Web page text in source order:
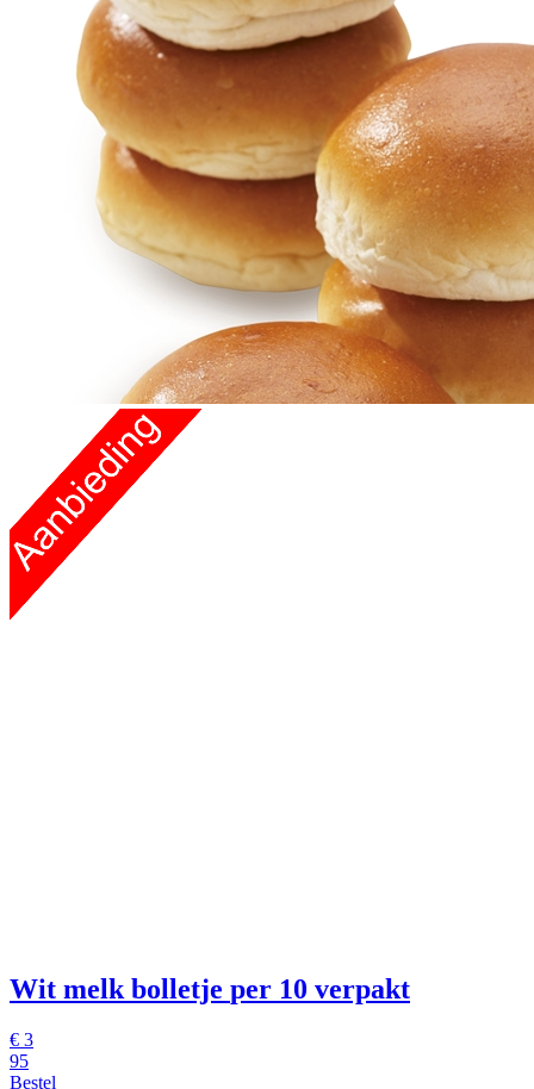
Wit melk bolletje per 10 verpakt
€ 3
95
Bestel